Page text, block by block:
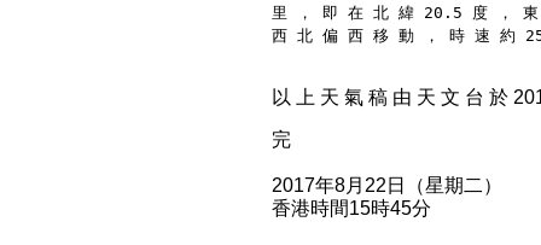
里 ， 即 在 北 緯 20.5 度 ，
西 北 偏 西 移 動 ， 時 速 約
以 上 天 氣 稿 由 天 文 台 於
完
2017年8月22日（星期二）
香港時間15時45分